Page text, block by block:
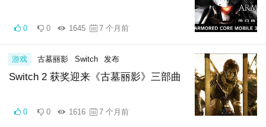
0 0 1645 7 个月前
Switch 2 获奖迎来《古墓丽影》三部曲
游戏 古墓丽影 Switch 发布
0 0 1616 7 个月前